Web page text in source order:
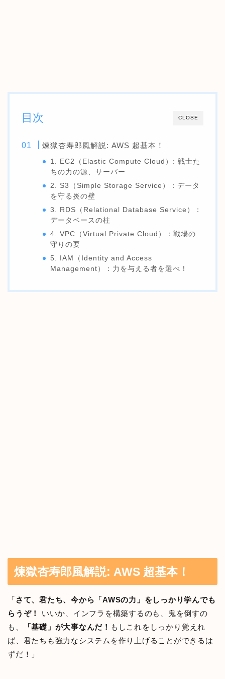
CLOSE
目次
煉獄杏寿郎風解説: AWS 超基本！
1. EC2（Elastic Compute Cloud）: 戦士た
ちの力の源、サーバー
2. S3（Simple Storage Service）：データ
を守る炎の壁
3. RDS（Relational Database Service）：
データベースの柱
4. VPC（Virtual Private Cloud）：戦場の
守りの要
5. IAM（Identity and Access
Management）：力を与える者を選べ！
煉獄杏寿郎風解説: AWS 超基本！
「 さて、君たち、今から「AWSの力」をしっかり学んでも
らうぞ！
いいか、インフラを構築するのも、鬼を倒すの
も、
「基礎」が大事なんだ！ もしこれをしっかり覚えれ
ば、君たちも強力なシステムを作り上げることができるは
ずだ！」